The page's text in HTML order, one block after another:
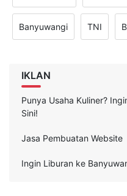
Banyuwangi TNI
IKLAN
Punya Usaha Kuliner?
Sini!
Jasa Pembuatan Website
Ingin Liburan ke